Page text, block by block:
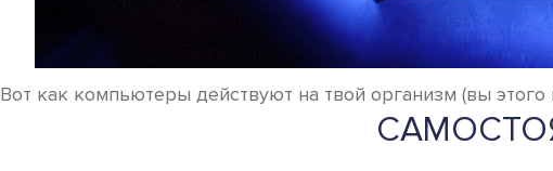
Вот как компьютеры действуют на твой организм (вы этого